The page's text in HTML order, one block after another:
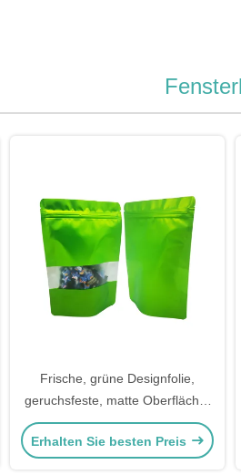
Frische, grüne Designfolie,
geruchsfeste, matte Oberfläche,
Fensterbeutel,
wiederverwendbare Ziplock-
Erhalten Sie besten Preis